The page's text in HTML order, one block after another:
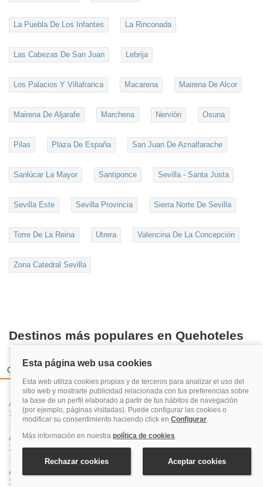
La Puebla De Los Infantes La Rinconada
Las Cabezas De San Juan Lebrija
Los Palacios Y Villafranca Macarena Mairena De Alcor
Mairena De Aljarafe Marchena Nervión Osuna
Pilas Plaza De España San Juan De Aznalfarache
Sanlúcar La Mayor Santiponce Sevilla - Santa Justa
Sevilla Este Sevilla Provincia Sierra Norte De Sevilla
Torre De La Reina Utrera Valencina De La Concepción
Zona Catedral Sevilla
Destinos más populares en Quehoteles
Ciudades españolas
A Coruña
71 hoteles
Albacete
19 hoteles
Alicante
125 hoteles